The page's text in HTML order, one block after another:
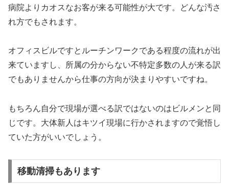
病院よりカオスなお客が来る可能性が大です。どんな汚さ
れ方でもされます。
オフィスビルですとルーチンワークである程度の流れが出
来ていますし、所属の分からない不特定多数の人が来る訳
でもありませんから仕事の方向が決まりやすいですね。
もちろん自分で現場が選べる訳ではないのはビルメンと同
じです。大体新人はキツイ現場に行かされますので覚悟し
ていた方がいいでしょう。
移動清掃もあります